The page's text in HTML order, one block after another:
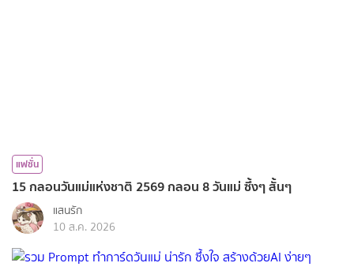
แฟชั่น
15 กลอนวันแม่แห่งชาติ 2569 กลอน 8 วันแม่ ซึ้งๆ สั้นๆ
แสนรัก
10 ส.ค. 2026